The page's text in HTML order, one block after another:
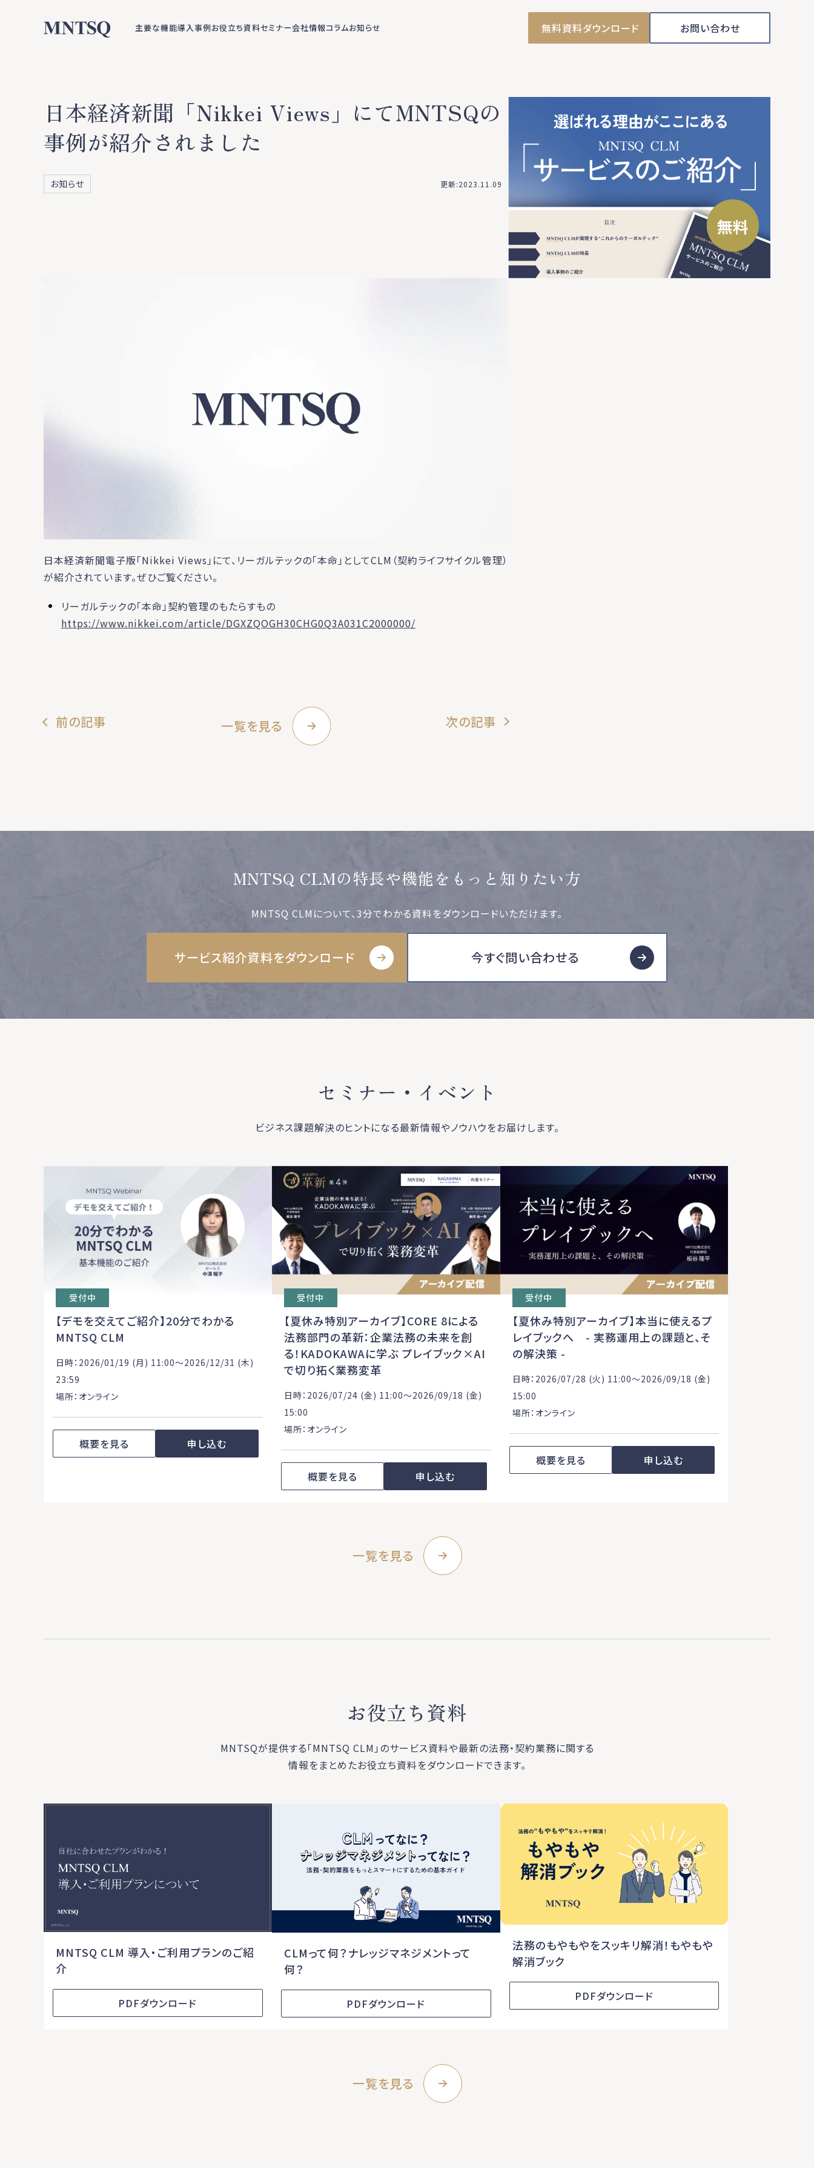
主要な機能導入事例お役立ち資料セミナー会社情報コラムお知らせ 無料資料ダウンロード お問い合わせ
日本経済新聞「Nikkei Views」にてMNTSQの
事例が紹介されました
お知らせ 更新:2023.11.09
日本経済新聞電子版「Nikkei Views」にて、リーガルテックの「本命」としてCLM（契約ライフサイクル管理）
が紹介されています。ぜひご覧ください。
リーガルテックの「本命」契約管理のもたらすもの
https://www.nikkei.com/article/DGXZQOGH30CHG0Q3A031C2000000/
前の記事 一覧を見る 次の記事
MNTSQ CLMの特長や機能をもっと知りたい方
MNTSQ CLMについて、3分でわかる資料をダウンロードいただけます。
サービス紹介資料をダウンロード 今すぐ問い合わせる
セミナー・イベント
ビジネス課題解決のヒントになる最新情報やノウハウをお届けします。
受付中
【デモを交えてご紹介】20分でわかる
MNTSQ CLM
日時：2026/01/19 (月) 11:00〜2026/12/31 (木)
23:59
場所：オンライン
概要を見る 申し込む
受付中
【夏休み特別アーカイブ】CORE 8による
法務部門の革新：企業法務の未来を創
る！KADOKAWAに学ぶ プレイブック×AI
で切り拓く業務変革
日時：2026/07/24 (金) 11:00〜2026/09/18 (金)
15:00
場所：オンライン
概要を見る 申し込む
受付中
【夏休み特別アーカイブ】本当に使えるプ
レイブックへ - 実務運用上の課題と、そ
の解決策 -
日時：2026/07/28 (火) 11:00〜2026/09/18 (金)
15:00
場所：オンライン
概要を見る 申し込む
一覧を見る
お役立ち資料
MNTSQが提供する「MNTSQ CLM」のサービス資料や最新の法務・契約業務に関する
情報をまとめたお役立ち資料をダウンロードできます。
MNTSQ CLM 導入・ご利用プランのご紹
介
PDFダウンロード
CLMって何？ナレッジマネジメントって
何？
PDFダウンロード
法務のもやもやをスッキリ解消！もやもや
解消ブック
PDFダウンロード
一覧を見る